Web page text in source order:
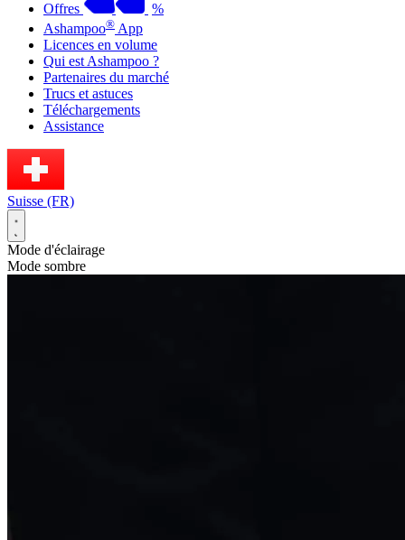
Offres
%
Ashampoo® App
Licences en volume
Qui est Ashampoo ?
Partenaires du marché
Trucs et astuces
Téléchargements
Assistance
Suisse (FR)
Mode d'éclairage
Mode sombre